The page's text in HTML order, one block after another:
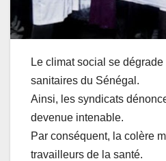
Le climat social se
sanitaires du Sénégal.
Ainsi, les syndicats
devenue intenable.
Par conséquent, la colère
travailleurs de la santé.